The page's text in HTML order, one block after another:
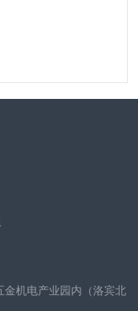
金机电产业园内（洛宾北